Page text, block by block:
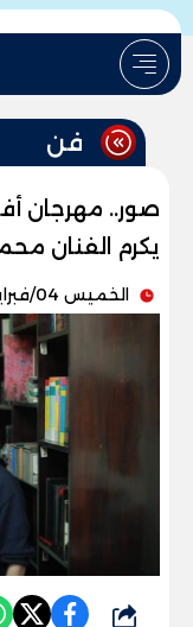
فن
صور.. مهرجان
يكرم الفنان
الخميس 04/فبراير/2021 - 05:48 م
شارك